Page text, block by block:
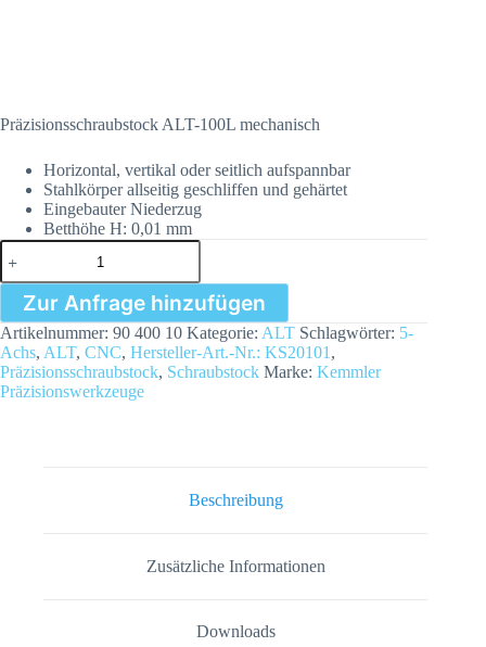
Präzisionsschraubstock ALT-100L mechanisch
Horizontal, vertikal oder seitlich aufspannbar
Stahlkörper allseitig geschliffen und gehärtet
Eingebauter Niederzug
Betthöhe H: 0,01 mm
Präzisionsschraubstock
ALT-
100L
mechanisch
Menge
Zur Anfrage hinzufügen
Artikelnummer: 90 400 10 Kategorie: ALT Schlagwörter: 5-
Achs, ALT, CNC, Hersteller-Art.-Nr.: KS20101,
Präzisionsschraubstock, Schraubstock Marke: Kemmler
Präzisionswerkzeuge
Beschreibung
Zusätzliche Informationen
Downloads